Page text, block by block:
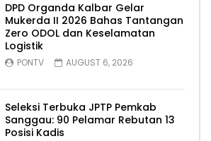
DPD Organda Kalbar Gelar
Mukerda II 2026 Bahas Tantangan
Zero ODOL dan Keselamatan
Logistik
PONTV AUGUST 6, 2026
Seleksi Terbuka JPTP Pemkab
Sanggau: 90 Pelamar Rebutan 13
Posisi Kadis